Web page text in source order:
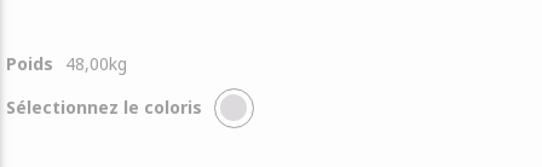
Poids 48,00kg
Sélectionnez le coloris